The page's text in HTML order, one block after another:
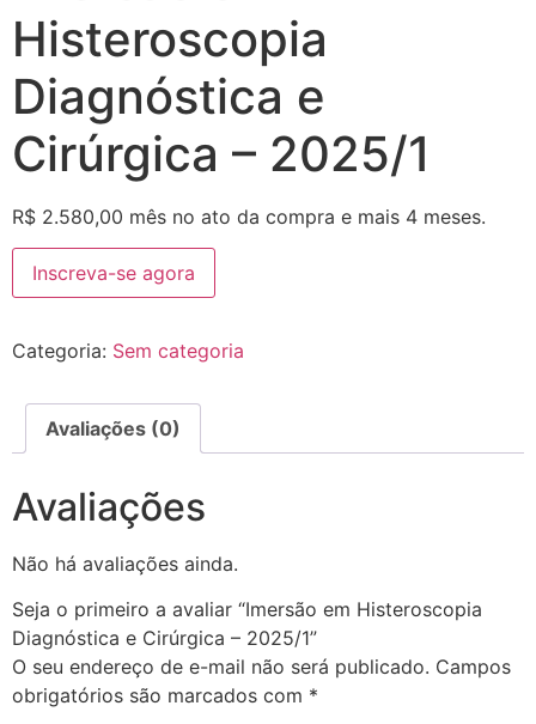
Histeroscopia
Diagnóstica e
Cirúrgica – 2025/1
R$ 2.580,00 mês no ato da compra e mais 4 meses.
Inscreva-se agora
Categoria: Sem categoria
Avaliações (0)
Avaliações
Não há avaliações ainda.
Seja o primeiro a avaliar “Imersão em Histeroscopia
Diagnóstica e Cirúrgica – 2025/1”
O seu endereço de e-mail não será publicado. Campos
obrigatórios são marcados com *